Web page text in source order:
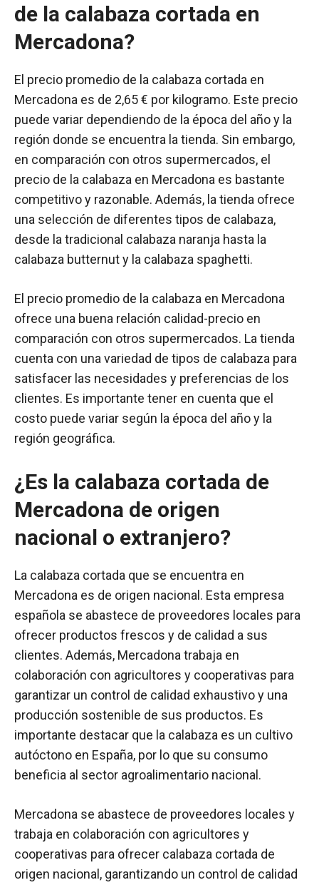
de la calabaza cortada en
Mercadona?
El precio promedio de la calabaza cortada en
Mercadona es de 2,65 € por kilogramo. Este precio
puede variar dependiendo de la época del año y la
región donde se encuentra la tienda. Sin embargo,
en comparación con otros supermercados, el
precio de la calabaza en Mercadona es bastante
competitivo y razonable. Además, la tienda ofrece
una selección de diferentes tipos de calabaza,
desde la tradicional calabaza naranja hasta la
calabaza butternut y la calabaza spaghetti.
El precio promedio de la calabaza en Mercadona
ofrece una buena relación calidad-precio en
comparación con otros supermercados. La tienda
cuenta con una variedad de tipos de calabaza para
satisfacer las necesidades y preferencias de los
clientes. Es importante tener en cuenta que el
costo puede variar según la época del año y la
región geográfica.
¿Es la calabaza cortada de
Mercadona de origen
nacional o extranjero?
La calabaza cortada que se encuentra en
Mercadona es de origen nacional. Esta empresa
española se abastece de proveedores locales para
ofrecer productos frescos y de calidad a sus
clientes. Además, Mercadona trabaja en
colaboración con agricultores y cooperativas para
garantizar un control de calidad exhaustivo y una
producción sostenible de sus productos. Es
importante destacar que la calabaza es un cultivo
autóctono en España, por lo que su consumo
beneficia al sector agroalimentario nacional.
Mercadona se abastece de proveedores locales y
trabaja en colaboración con agricultores y
cooperativas para ofrecer calabaza cortada de
origen nacional, garantizando un control de calidad